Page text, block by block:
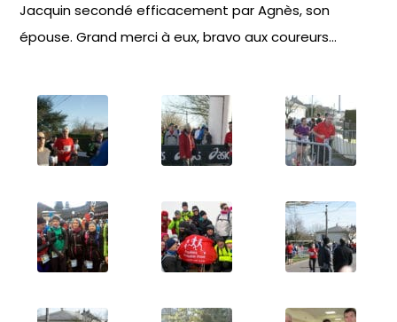
Jacquin secondé efficacement par Agnès, son
épouse. Grand merci à eux, bravo aux coureurs…